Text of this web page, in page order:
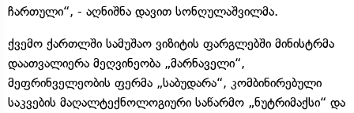
ჩართული“, - აღნიშნა დავით სონღულაშვილმა.
ქვემო ქართლში სამუშაო ვიზიტის ფარგლებში მინისტრმა
დაათვალიერა მეღვინეობა „მარნაველი“,
მეფრინველეობის ფერმა „საბუდარა“, კომბინირებული
საკვების მაღალტექნოლოგიური საწარმო „ნუტრიმაქსი“ და